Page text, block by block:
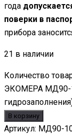
года
поверки в
прибора
21 в наличии
Количество
ЭКОМЕРА МД90-
В корзину
Артикул: МД90-